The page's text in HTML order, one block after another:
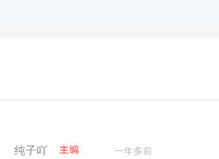
纯子吖 一年多前